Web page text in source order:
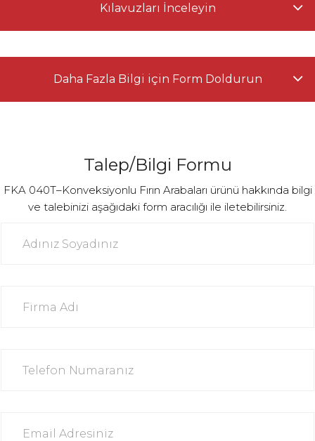
Kılavuzları İnceleyin
Daha Fazla Bilgi için Form Doldurun
Talep/Bilgi Formu
FKA 040T–Konveksiyonlu Fırın Arabaları ürünü hakkında bilgi
ve talebinizi aşağıdaki form aracılığı ile iletebilirsiniz.